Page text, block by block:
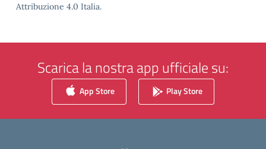
Attribuzione 4.0 Italia.
Scarica la nostra app ufficiale su:
App Store Play Store